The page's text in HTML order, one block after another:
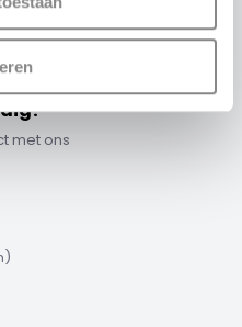
met ons